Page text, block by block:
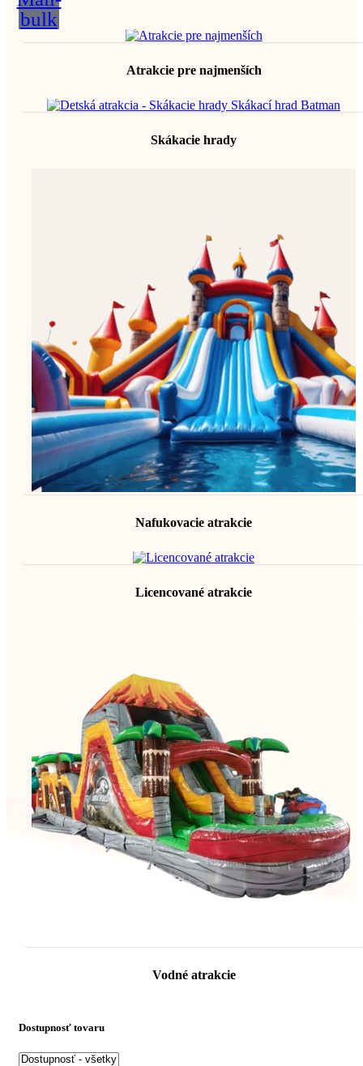
bulk
Atrakcie pre najmenších
Skákacie hrady
Nafukovacie atrakcie
Licencované atrakcie
Vodné atrakcie
Dostupnosť tovaru